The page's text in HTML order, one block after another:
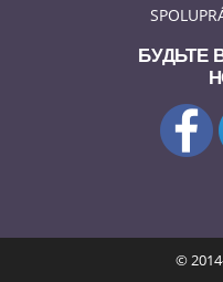
БУДЬТЕ
©